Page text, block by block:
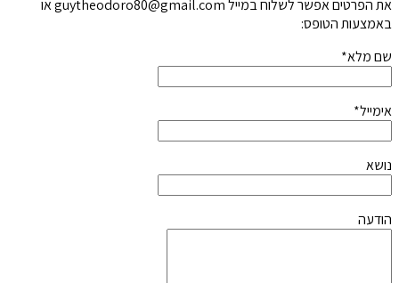
את הפרטים אפשר לשלוח במייל guytheodoro80@gmail.com או
באמצעות הטופס:
שם מלא*
אימייל*
נושא
הודעה